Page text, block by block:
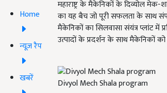
Home
न्यूज़ रैप
खबरें
महाराष्ट्र के मैकेनिकों के दिव्योल मेक-
का यह बैच जो पूरी सफलता के साथ
मैकेनिकों का सिलवासा संयंत्र प्लांट
उत्पादों के प्रदर्शन के साथ मैकेनिकों
Divyol Mech Shala program